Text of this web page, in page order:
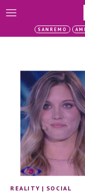
SANREMO
REALITY | SOCIAL